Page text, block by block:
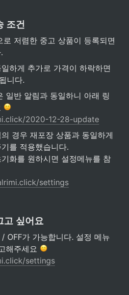
조건
로 저렴한 중고 상품이 등록되면
하게 추가로 가격이 하락하면
니다.
일반 알림과 동일하니 아래 링
2020-12-28-update
경우 재포장 상품과 동일하게
를 적용했습니다.
화를 원하시면 설정메뉴를 참
settings
고 싶어요
OFF가 가능합니다. 설정 메뉴
해주세요
settings